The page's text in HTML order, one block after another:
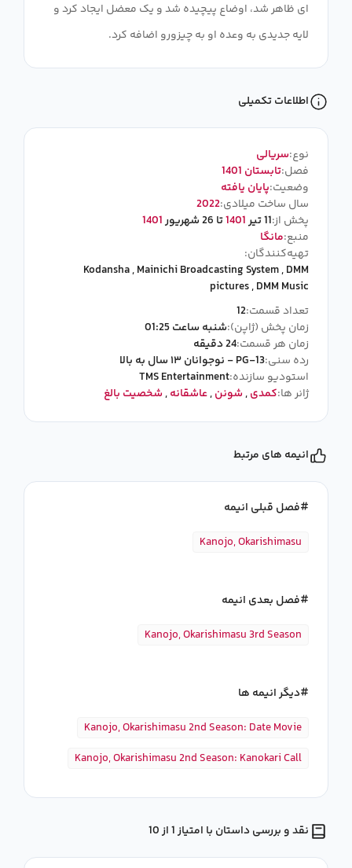
ای ظاهر شد، اوضاع پیچیده شد و یک معضل ایجاد کرد و
لایه جدیدی به وعده او به چیزورو اضافه کرد.
اطلاعات تکمیلی
نوع:سریالی
فصل:تابستان 1401
وضعیت:پایان یافته
سال ساخت میلادی:2022
پخش از:11 تیر 1401تا 26 شهریور
1401
منبع:مانگا
تهیه‌کنندگان:
Kodansha,Mainichi Broadcasting System,DMM
pictures,DMM Music
تعداد قسمت:12
زمان پخش (ژاپن):شنبه ساعت 01:25
زمان هر قسمت:24 دقیقه
رده سنی:PG-13 - نوجوانان ۱۳ سال به بالا
استودیو سازنده:TMS Entertainment
ژانر ها:کمدی,شونن,عاشقانه,شخصیت بالغ
انیمه های مرتبط
فصل قبلی انیمه
Kanojo, Okarishimasu
فصل بعدی انیمه
Kanojo, Okarishimasu 3rd Season
دیگر انیمه ها
Kanojo, Okarishimasu 2nd Season: Date Movie
Kanojo, Okarishimasu 2nd Season: Kanokari Call
نقد و بررسی داستان با امتیاز 1 از 10